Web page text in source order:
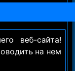
веб-сайта!
на нем